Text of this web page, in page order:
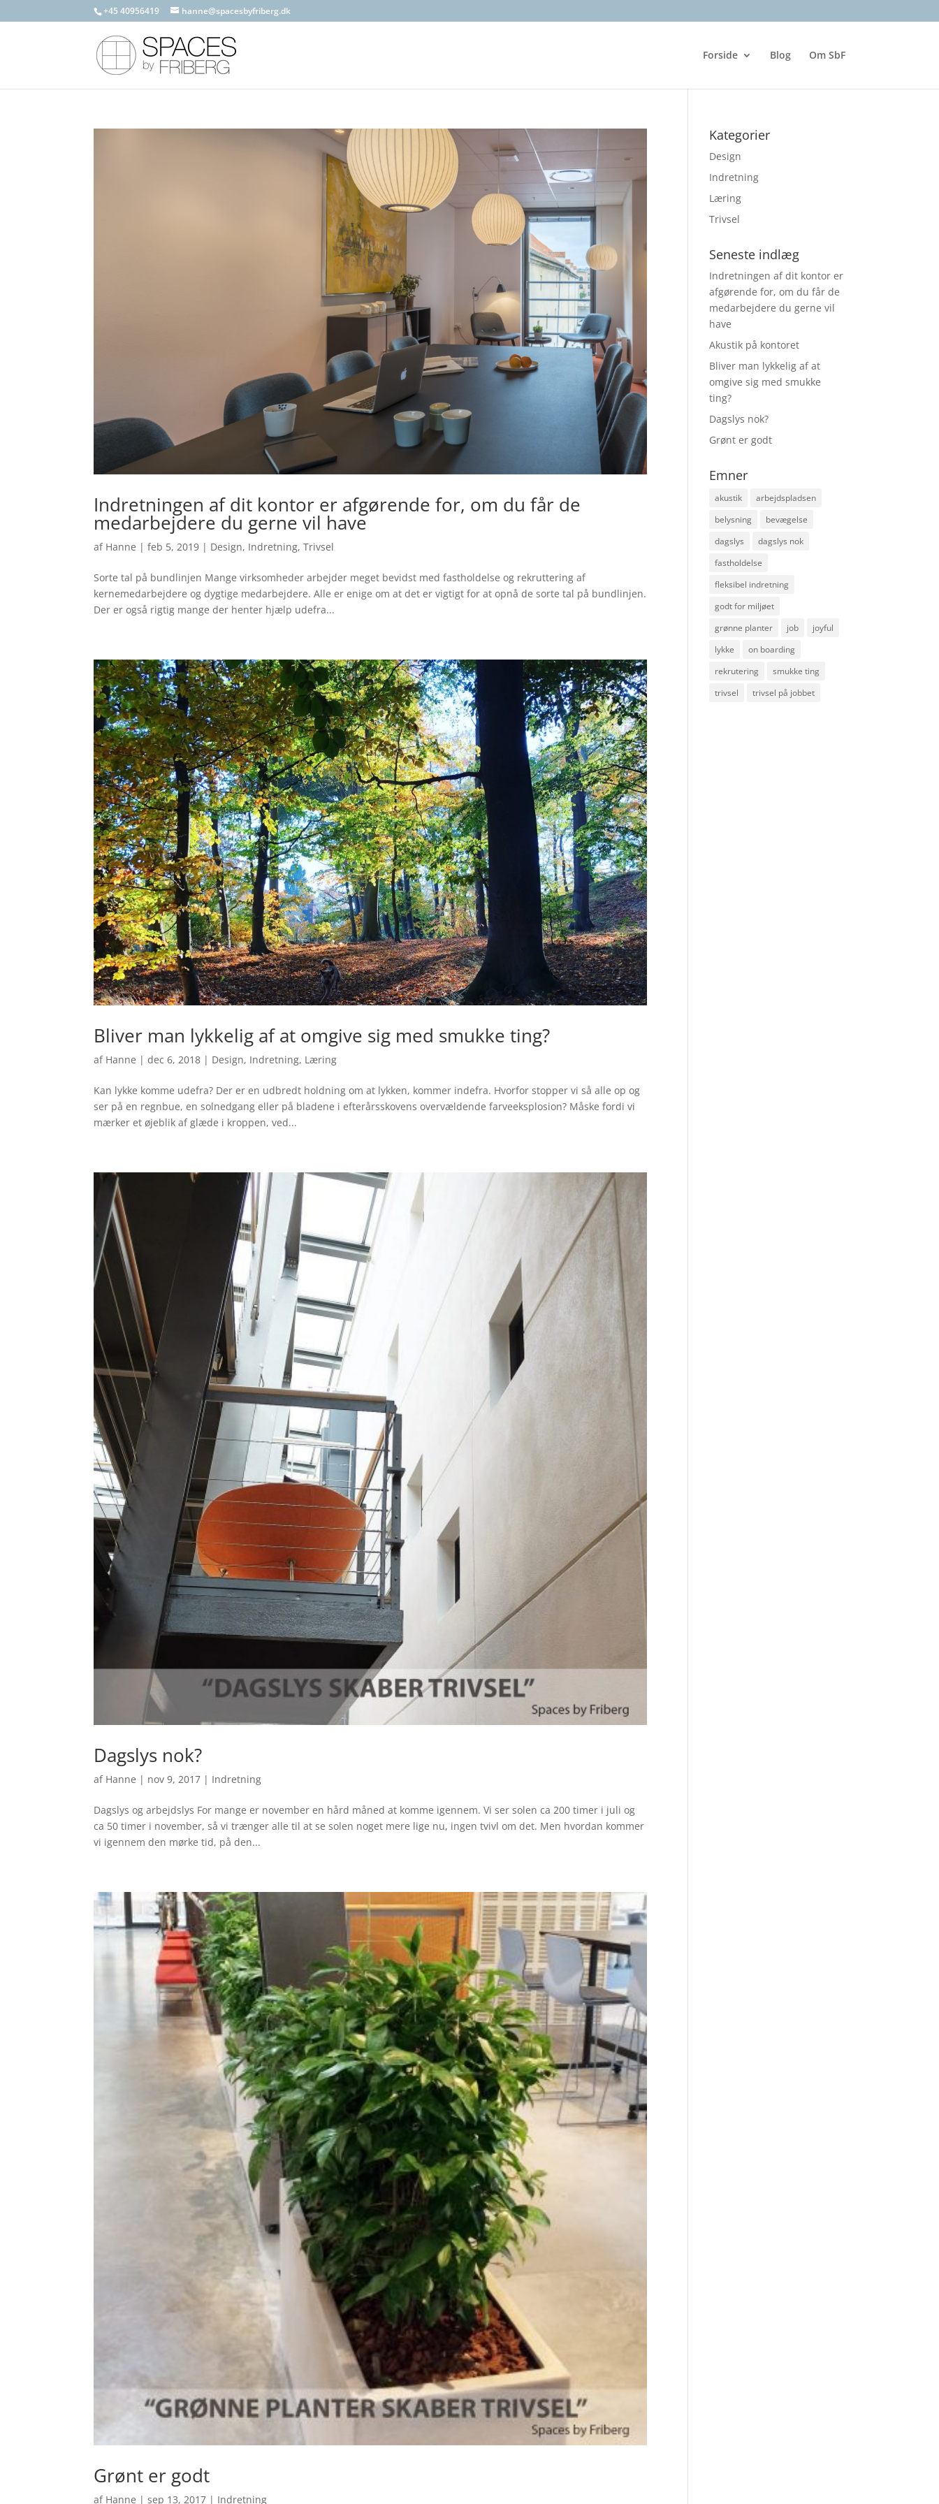
+45 40956419 hanne@spacesbyfriberg.dk
Forside Blog Om SbF
Indretningen af dit kontor er afgørende for, om du får de
medarbejdere du gerne vil have
af Hanne |feb 5, 2019 | Design, Indretning,Trivsel
Sorte tal på bundlinjen Mange virksomheder arbejder meget bevidst med fastholdelse og rekruttering af
kernemedarbejdere og dygtige medarbejdere. Alle er enige om at det er vigtigt for at opnå de sorte tal på bundlinjen.
Der er også rigtig mange der henter hjælp udefra...
Bliver man lykkelig af at omgive sig med smukke ting?
af Hanne |dec 6, 2018 | Design, Indretning, Læring
Kan lykke komme udefra? Der er en udbredt holdning om at lykken, kommer indefra. Hvorfor stopper vi så alle op og
ser på en regnbue, en solnedgang eller på bladene i efterårsskovens overvældende farveeksplosion? Måske fordi vi
mærker et øjeblik af glæde i kroppen, ved...
Dagslys nok?
af Hanne | nov 9, 2017 | Indretning
Dagslys og arbejdslys For mange er november en hård måned at komme igennem. Vi ser solen ca 200 timer i juli og
ca 50 timer i november, så vi trænger alle til at se solen noget mere lige nu, ingen tvivl om det. Men hvordan kommer
vi igennem den mørke tid, på den...
Grønt er godt
af Hanne |sep 13, 2017 | Indretning
Kategorier
Design
Indretning
Læring
Trivsel
Seneste indlæg
Indretningen af dit kontor er
afgørende for, om du får de
medarbejdere du gerne vil
have
Akustik på kontoret
Bliver man lykkelig af at
omgive sig med smukke
ting?
Dagslys nok?
Grønt er godt
Emner
akustik
arbejdspladsen
belysning
bevægelse
dagslys
dagslys nok
fastholdelse
fleksibel indretning
godt for miljøet
grønne planter
job
joyful
lykke
on boarding
rekrutering
smukke ting
trivsel
trivsel på jobbet